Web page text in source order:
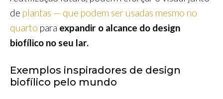
de plantas — que podem ser usadas mesmo no
quarto para expandir o alcance do design
biofílico no seu lar.
Exemplos inspiradores de design
biofílico pelo mundo